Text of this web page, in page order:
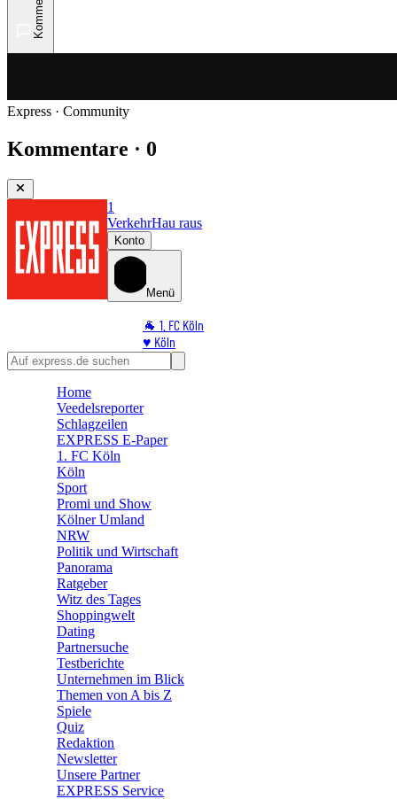
Express · Community
Kommentare · 0
1
VerkehrHau raus
Konto
Menü
🐐 1. FC Köln
♥️ Köln
⭐ Promi
🛒 Shoppingwelt
Home
Veedelsreporter
Schlagzeilen
EXPRESS E-Paper
1. FC Köln
Köln
Sport
Promi und Show
Kölner Umland
NRW
Politik und Wirtschaft
Panorama
Ratgeber
Witz des Tages
Shoppingwelt
Dating
Partnersuche
Testberichte
Unternehmen im Blick
Themen von A bis Z
Spiele
Quiz
Redaktion
Newsletter
Unsere Partner
EXPRESS Service